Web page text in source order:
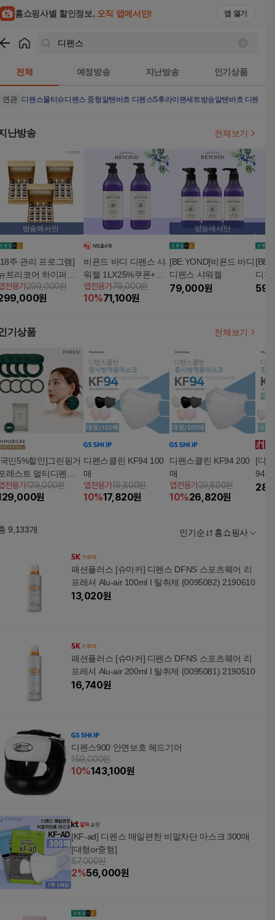
홈쇼핑사별 할인정보, 오직 앱에서만! 앱 열기
전체 예정방송 지난방송 인기상품
연관 디펜스물티슈디펜스 중형 알텐바흐 디펜스S후라이팬세트방송알텐바흐 디펜스S
난방송 전체보기
방송에서만
주 관리 프로그램]
트리코어 하이퍼셀 N
잔주름케어 앰플
화 디펜스 패키지(3
전용가299,000원
원
비욘드 바디 디펜스 샤
워젤 1LX25%쿠폰+구
매 후 3천원 적립
앱전용가79,000원
10%71,100원
방송에서만
[BE:YOND]비욘드 바디
디펜스 샤워젤
79,000원
디펜
듀오
기상품 전체보기
민5%할인]그린핑거
레스트 멀티디펜스
쿠션 13g 본품 x 4개
리필 x 4개 + 클린징
전용가129,000원
원
디펜스클린 KF94 100
매
앱전용가19,800원
10%17,820원
디펜스클린 KF94 200
매
앱전용가29,800원
10%26,820원
[디
94
부리
9,133개 인기순 홈쇼핑사
패션플러스 [슈마커] 디펜스 DFNS 스포츠웨어 리
프레셔 Alu-air 100ml I 탈취제 (0095082) 2190610
13,020원
패션플러스 [슈마커] 디펜스 DFNS 스포츠웨어 리
프레셔 Alu-air 200ml I 탈취제 (0095081) 2190510
16,740원
디펜스900 안면보호 헤드기어
159,000원
10%143,100원
[KF-ad] 디펜스 매일편한 비말차단 마스크 300매
[대형or중형]
57,000원
2%56,000원